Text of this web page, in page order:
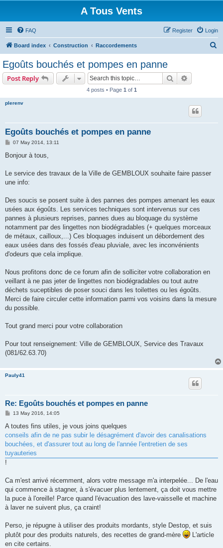
A Tous Vents
FAQ Login
Register
Board index Construction Raccordements
Egoûts bouchés et pompes en panne
Post Reply Search
4 posts • Page 1 of 1
plerenv
Egoûts bouchés et pompes en panne
P
s
07 May 2014, 13:11
Bonjour à tous,
Le service des travaux de la Ville de GEMBLOUX souhaite faire passer
une info:
Des soucis se posent suite à des pannes des pompes amenant les eaux
usées aux égoûts. Les services techniques sont intervenus sur ces
pannes à plusieurs reprises, pannes dues au bloquage du système
notamment par des lingettes non biodégradables (+ quelques morceaux
de métaux, cailloux,...) Ces bloquages induisent un débordement des
eaux usées dans des fossés d'eau pluviale, avec les inconvénients
d'odeurs que cela implique.
Nous profitons donc de ce forum afin de solliciter votre collaboration en
veillant à ne pas jeter de lingettes non biodégradables ou tout autre
déchets suceptibles de poser souci dans les toilettes ou les égoûts.
Merci de faire circuler cette information parmi vos voisins dans la mesure
du possible.
Tout grand merci pour votre collaboration
Pour tout renseignement: Ville de GEMBLOUX, Service des Travaux
(081/62.63.70)
Pauly41
Re: Egoûts bouchés et pompes en panne
P
s
13 May 2016, 14:05
A toutes fins utiles, je vous joins quelques
conseils afin de ne pas subir le désagrément d'avoir des canalisations
bouchées, et d'assurer tout au long de l'année l'entretien de ses
tuyauteries
!
Ca m'est arrivé récemment, alors votre message m'a interpelée... De l'eau
qui commence à stagner, à s'évacuer plus lentement, ça doit vous mettre
la puce à l'oreille! Parce quand l'évacuation des lave-vaisselle et machine
à laver ne suivent plus, ça craint!
Perso, je répugne à utiliser des produits mordants, style Destop, et suis
plutôt pour des produits naturels, des recettes de grand-mère
L'article
en cite certains.